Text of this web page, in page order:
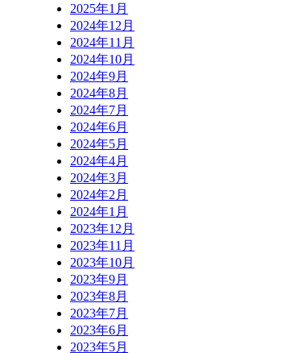
2025年1月
2024年12月
2024年11月
2024年10月
2024年9月
2024年8月
2024年7月
2024年6月
2024年5月
2024年4月
2024年3月
2024年2月
2024年1月
2023年12月
2023年11月
2023年10月
2023年9月
2023年8月
2023年7月
2023年6月
2023年5月